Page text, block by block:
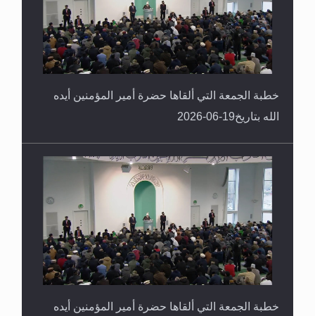
خطبة الجمعة التي ألقاها حضرة أمير المؤمنين أيده
الله بتاريخ19-06-2026
خطبة الجمعة التي ألقاها حضرة أمير المؤمنين أيده